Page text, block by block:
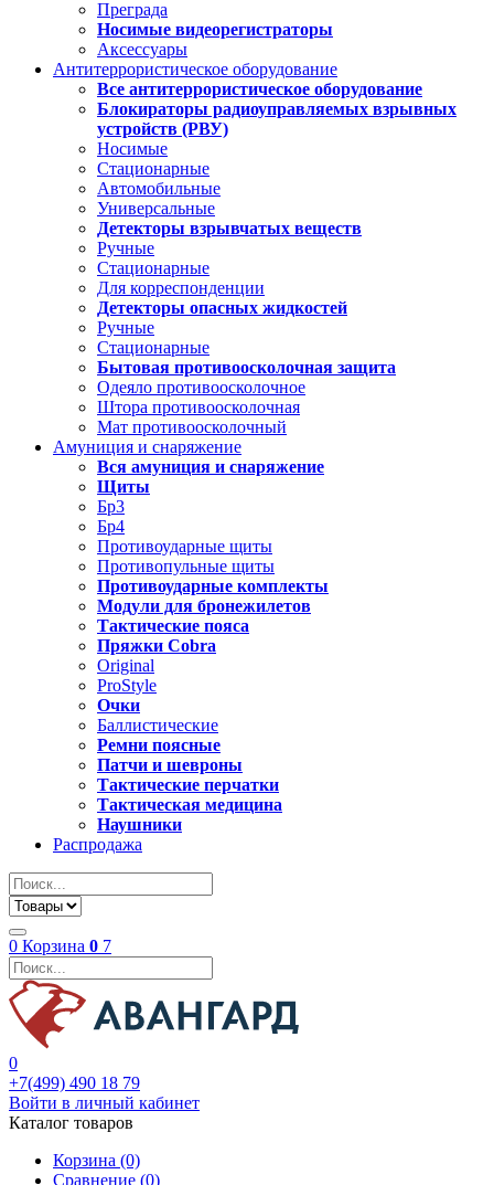
Преграда
Носимые видеорегистраторы
Аксессуары
Антитеррористическое оборудование
Все антитеррористическое оборудование
Блокираторы радиоуправляемых взрывных
устройств (РВУ)
Носимые
Стационарные
Автомобильные
Универсальные
Детекторы взрывчатых веществ
Ручные
Стационарные
Для корреспонденции
Детекторы опасных жидкостей
Ручные
Стационарные
Бытовая противоосколочная защита
Одеяло противоосколочное
Штора противоосколочная
Мат противоосколочный
Амуниция и снаряжение
Вся амуниция и снаряжение
Щиты
Бр3
Бр4
Противоударные щиты
Противопульные щиты
Противоударные комплекты
Модули для бронежилетов
Тактические пояса
Пряжки Cobra
Original
ProStyle
Очки
Баллистические
Ремни поясные
Патчи и шевроны
Тактические перчатки
Тактическая медицина
Наушники
Распродажа
0 Корзина 0 7
0
+7(499) 490 18 79
Войти в личный кабинет
Каталог товаров
Корзина (0)
Сравнение (0)